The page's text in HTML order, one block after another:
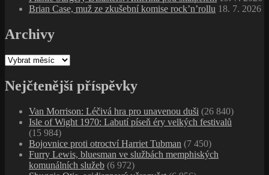
Brian Case, muž ze zkušební komise rock’n’rollu 18. 7. 2026
Archivy
Archivy
Nejčtenější příspěvky
Van Morrison: Léčivá hra pro unavenou duši (26 840)
Isle of Wight 1970: Labutí píseň éry velkých festivalů
(15 984)
Bojovnice proti otroctví Harriet Tubman (7 450)
Furry Lewis, bluesman ve službách memphiských
komunálních služeb (6 972)